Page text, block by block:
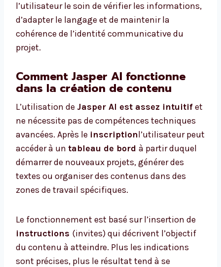
l’utilisateur le soin de vérifier les informations,
d’adapter le langage et de maintenir la
cohérence de l’identité communicative du
projet.
Comment Jasper AI fonctionne
dans la création de contenu
L’utilisation de Jasper AI est assez intuitifet
ne nécessite pas de compétences techniques
avancées. Après le inscriptionl’utilisateur peut
accéder à un tableau de bord à partir duquel
démarrer de nouveaux projets, générer des
textes ou organiser des contenus dans des
zones de travail spécifiques.
Le fonctionnement est basé sur l’insertion de
instructions (invites) qui décrivent l’objectif
du contenu à atteindre. Plus les indications
sont précises, plus le résultat tend à se